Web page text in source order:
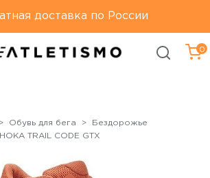
Бесплатная доставка по
России
доставка по России
0
Обувь для бега
Бездорожье
TRAIL CODE GTX